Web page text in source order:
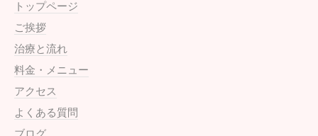
トップページ
ご挨拶
治療と流れ
料金・メニュー
アクセス
よくある質問
ブログ